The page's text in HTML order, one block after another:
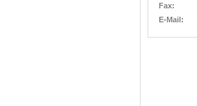
Fax:
E-Mail: